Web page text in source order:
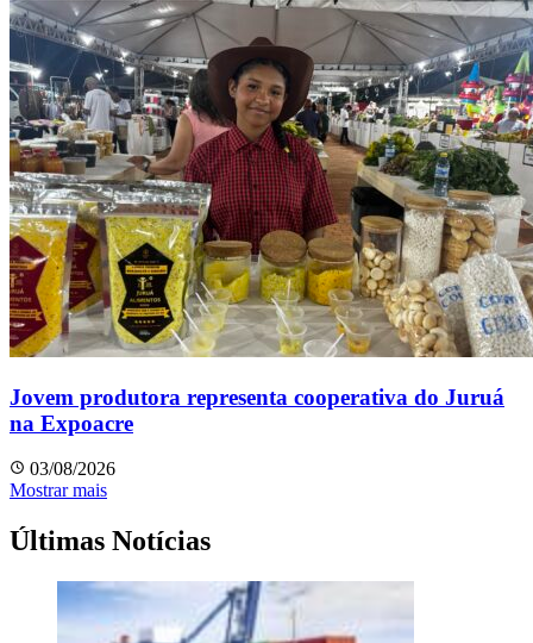
Jovem produtora representa cooperativa do Juruá
na Expoacre
03/08/2026
Mostrar mais
Últimas Notícias